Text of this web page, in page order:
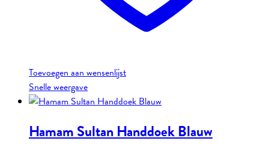
Toevoegen aan wensenlijst
Snelle weergave
Hamam Sultan Handdoek Blauw